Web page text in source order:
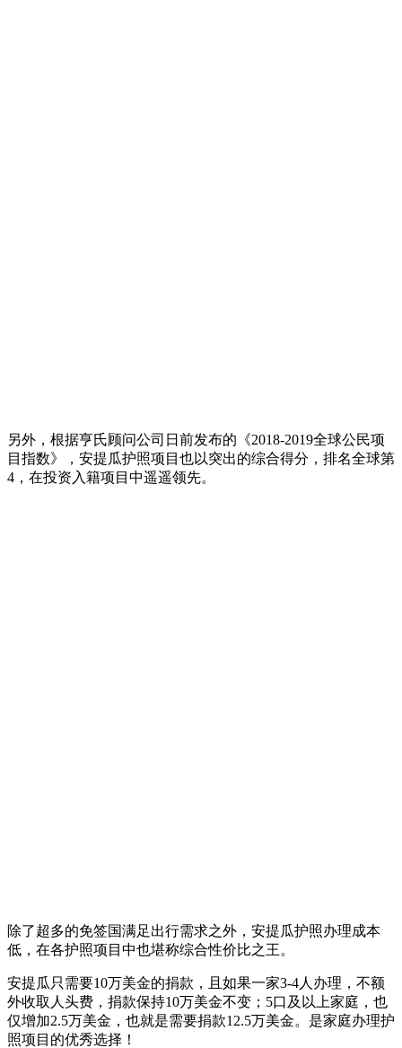
另外，根据亨氏顾问公司日前发布的《2018-2019全球公民项
目指数》，安提瓜护照项目也以突出的综合得分，排名全球第
4，在投资入籍项目中遥遥领先。
除了超多的免签国满足出行需求之外，安提瓜护照办理成本
低，在各护照项目中也堪称综合性价比之王。
安提瓜只需要10万美金的捐款，且如果一家3-4人办理，不额
外收取人头费，捐款保持10万美金不变；5口及以上家庭，也
仅增加2.5万美金，也就是需要捐款12.5万美金。是家庭办理护
照项目的优秀选择！